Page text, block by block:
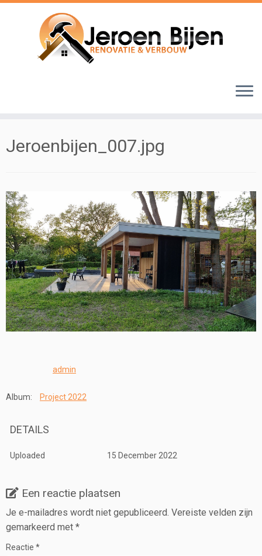
Ga
Jeroenbijen_007.jpg
admin
Album: Project 2022
DETAILS
Uploaded 15 December 2022
Een reactie plaatsen
Je e-mailadres wordt niet gepubliceerd. Vereiste velden zijn
gemarkeerd met *
Reactie *